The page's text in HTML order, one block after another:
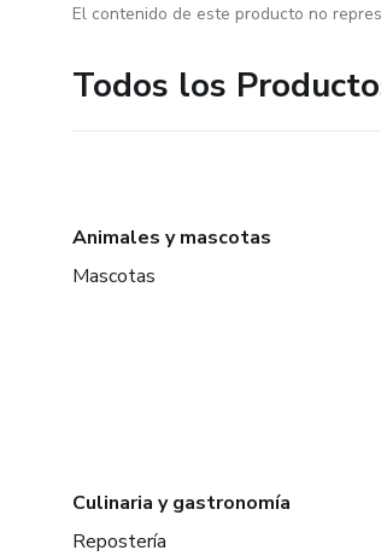
El contenido de este producto no
Todos los
Animales y mascotas
Mascotas
Culinaria y gastronomía
Repostería